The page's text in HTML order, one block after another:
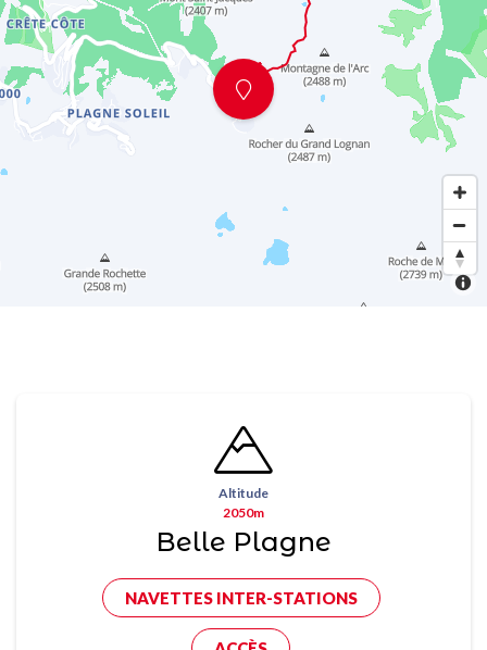
Altitude
2050m
Belle Plagne
NAVETTES INTER-STATIONS